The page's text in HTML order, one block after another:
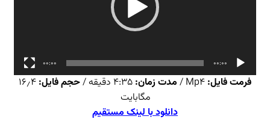
00:00
00:00
فرمت فایل: مدت زمان: حجم فایل: ۱۶٫۴
مگابایت
دانلود با لینک مستقیم